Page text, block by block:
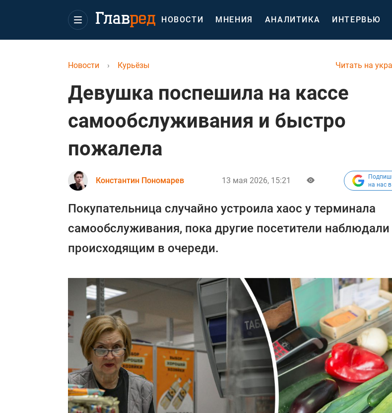
НОВОСТИ МНЕНИЯ АНАЛИТИКА ИНТЕРВЬЮ
Читать на
Новости › Курьёзы
Девушка поспешила на кассе
самообслуживания и быстро
пожалела
Константин Пономарев 13 мая 2026, 15:21
на нас
Покупательница случайно устроила хаос у терминала
самообслуживания, пока другие посетители наблюдали
происходящим в очереди.